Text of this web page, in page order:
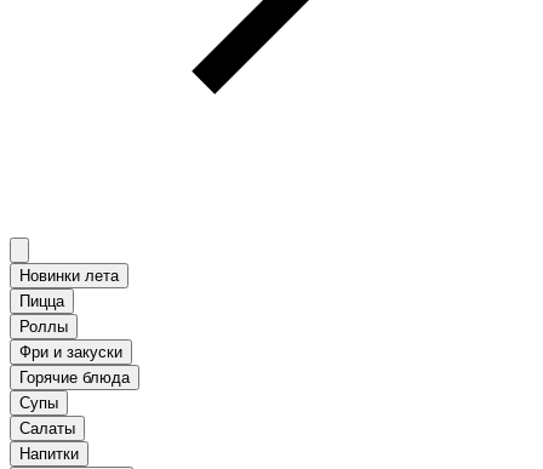
Новинки лета
Пицца
Роллы
Фри и закуски
Горячие блюда
Супы
Салаты
Напитки